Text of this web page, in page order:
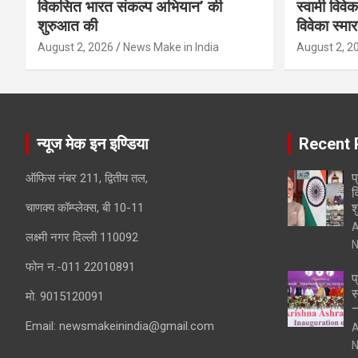
विकसित भारत संकल्प अभियान’ की
शुरुआत की
August 2, 2026 News Make in India
स्वामी
विवेका
August 2,
न्यूज मेक इन इण्डिया
ऑफिस नंबर 211, द्वितीय तल,
चाणक्य कॉम्प्लेक्स, बी 10-11
लक्ष्मी नगर दिल्ली 110092
फोन न.-011 22010891
मो. 9015120091
Email: newsmakeinindia@gmail.com
Recent